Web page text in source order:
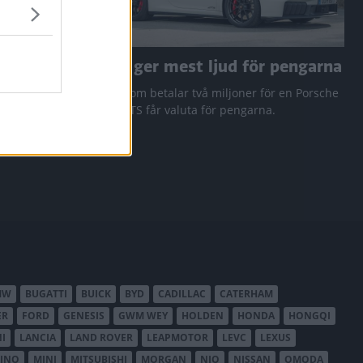
och
Den ger mest ljud för pengarna
Den som betalar två miljoner för en Porsche
911 GTS får valuta för pengarna.
BUGATTI BUICK BYD CADILLAC
CATERHAM
FORD GENESIS GWM WEY HOLDEN HONDA
HONGQI
LANCIA LAND ROVER LEAPMOTOR LEVC
LEXUS
MINI MITSUBISHI MORGAN NIO NISSAN OMODA